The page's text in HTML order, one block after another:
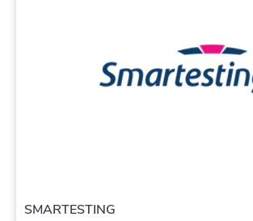
SMARTESTING